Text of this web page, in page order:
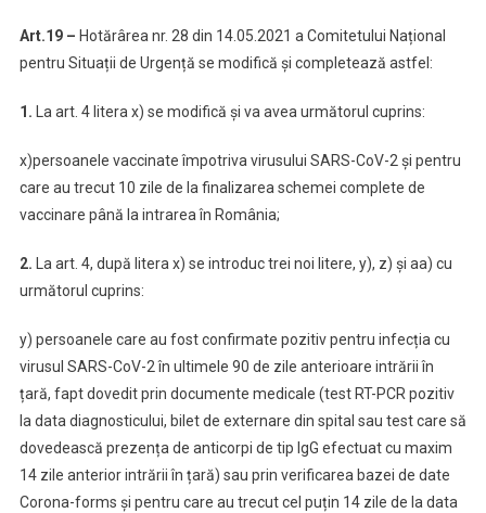
Art.19 – Hotărârea nr. 28 din 14.05.2021 a Comitetului Național
pentru Situații de Urgență se modifică și completează astfel:
1. La art. 4 litera x) se modifică și va avea următorul cuprins:
x)persoanele vaccinate împotriva virusului SARS-CoV-2 și pentru
care au trecut 10 zile de la finalizarea schemei complete de
vaccinare până la intrarea în România;
2. La art. 4, după litera x) se introduc trei noi litere, y), z) și aa) cu
următorul cuprins:
y) persoanele care au fost confirmate pozitiv pentru infecția cu
virusul SARS-CoV-2 în ultimele 90 de zile anterioare intrării în
țară, fapt dovedit prin documente medicale (test RT-PCR pozitiv
la data diagnosticului, bilet de externare din spital sau test care să
dovedească prezența de anticorpi de tip IgG efectuat cu maxim
14 zile anterior intrării în țară) sau prin verificarea bazei de date
Corona-forms și pentru care au trecut cel puțin 14 zile de la data